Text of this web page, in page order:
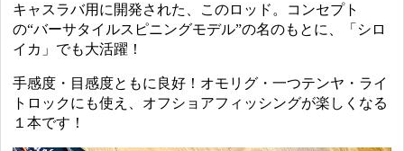
キャスラバ用に開発された、このロッド。コンセプト
の“バーサタイルスピニングモデル”の名のもとに、「シロ
イカ」でも大活躍！
手感度・目感度ともに良好！オモリグ・一つテンヤ・ライ
トロックにも使え、オフショアフィッシングが楽しくなる
１本です！